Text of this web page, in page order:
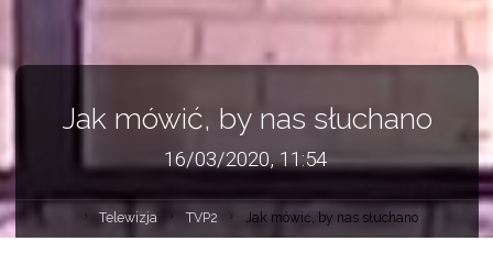
Jak mówić, by nas słuchano
16/03/2020, 11:54
Telewizja TVP2 Jak mówić, by nas słuchano